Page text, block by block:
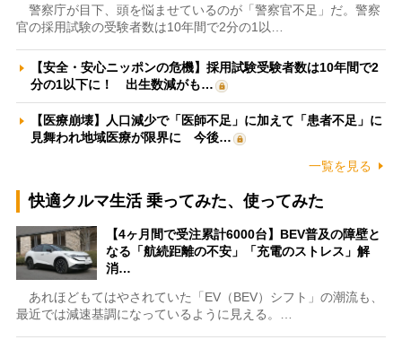
警察庁が目下、頭を悩ませているのが「警察官不足」だ。警察
官の採用試験の受験者数は10年間で2分の1以…
【安全・安心ニッポンの危機】採用試験受験者数は10年間で2
分の1以下に！ 出生数減がも…
【医療崩壊】人口減少で「医師不足」に加えて「患者不足」に
見舞われ地域医療が限界に 今後…
一覧を見る
快適クルマ生活 乗ってみた、使ってみた
【4ヶ月間で受注累計6000台】BEV普及の障壁と
なる「航続距離の不安」「充電のストレス」解
消…
あれほどもてはやされていた「EV（BEV）シフト」の潮流も、
最近では減速基調になっているように見える。…